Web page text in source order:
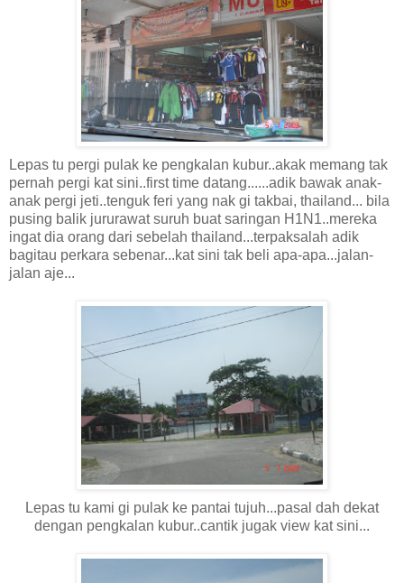
Lepas tu pergi pulak ke pengkalan kubur..akak memang tak
pernah pergi kat sini..first time datang......adik bawak anak-
anak pergi jeti..tenguk feri yang nak gi takbai, thailand... bila
pusing balik jururawat suruh buat saringan H1N1..mereka
ingat dia orang dari sebelah thailand...terpaksalah adik
bagitau perkara sebenar...kat sini tak beli apa-apa...jalan-
jalan aje...
Lepas tu kami gi pulak ke pantai tujuh...pasal dah dekat
dengan pengkalan kubur..cantik jugak view kat sini...